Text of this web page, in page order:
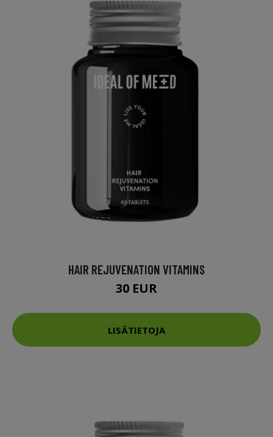
HAIR REJUVENATION VITAMINS
30 EUR
LISÄTIETOJA